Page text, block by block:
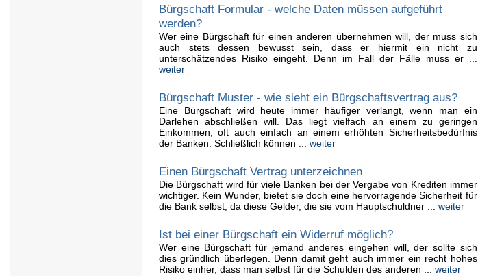
Bürgschaft Formular - welche Daten müssen aufgeführt
werden?
Wer eine Bürgschaft für einen anderen übernehmen will, der muss sich
auch stets dessen bewusst sein, dass er hiermit ein nicht zu
unterschätzendes Risiko eingeht. Denn im Fall der Fälle muss er ...
weiter
Bürgschaft Muster - wie sieht ein Bürgschaftsvertrag aus?
Eine Bürgschaft wird heute immer häufiger verlangt, wenn man ein
Darlehen abschließen will. Das liegt vielfach an einem zu geringen
Einkommen, oft auch einfach an einem erhöhten Sicherheitsbedürfnis
der Banken. Schließlich können ... weiter
Einen Bürgschaft Vertrag unterzeichnen
Die Bürgschaft wird für viele Banken bei der Vergabe von Krediten immer
wichtiger. Kein Wunder, bietet sie doch eine hervorragende Sicherheit für
die Bank selbst, da diese Gelder, die sie vom Hauptschuldner ... weiter
Ist bei einer Bürgschaft ein Widerruf möglich?
Wer eine Bürgschaft für jemand anderes eingehen will, der sollte sich
dies gründlich überlegen. Denn damit geht auch immer ein recht hohes
Risiko einher, dass man selbst für die Schulden des anderen ... weiter